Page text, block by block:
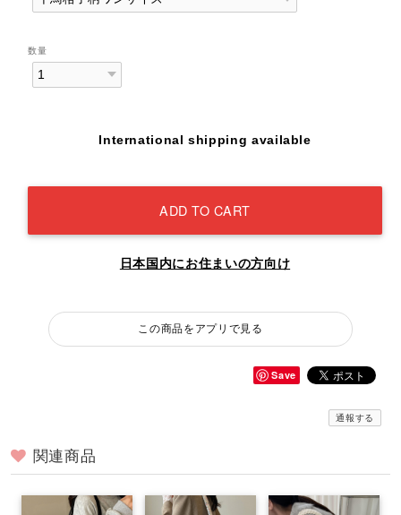
数量
International shipping available
ADD TO CART
日本国内にお住まいの方向け
この商品をアプリで見る
Save
通報する
関連商品